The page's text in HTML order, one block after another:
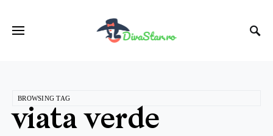
BROWSING TAG
viata verde